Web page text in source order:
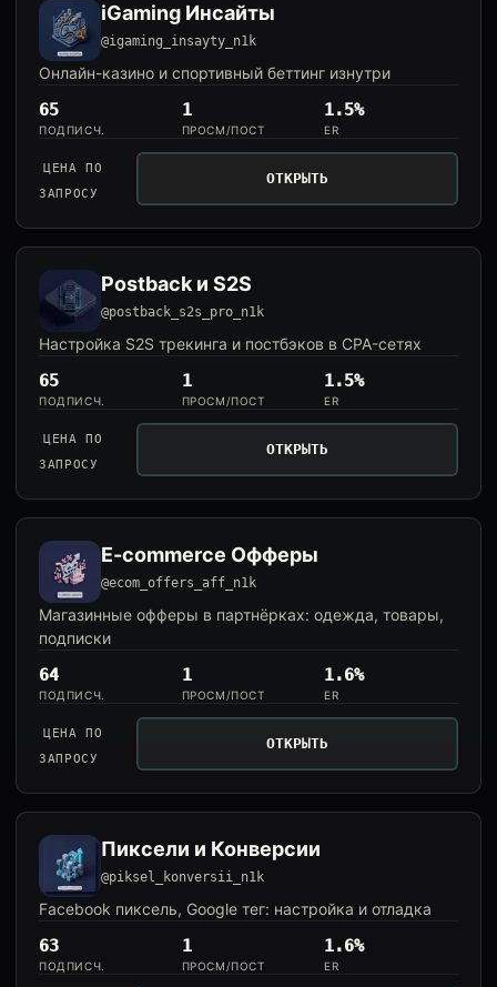
iGaming Инсайты
@igaming_insayty_n1k
Онлайн-казино и спортивный беттинг изнутри
65
ПОДПИСЧ.
1
ПРОСМ/ПОСТ
1.5%
ER
ЦЕНА ПО
ЗАПРОСУ
ОТКРЫТЬ
Postback и S2S
@postback_s2s_pro_n1k
Настройка S2S трекинга и постбэков в CPA-сетях
65
ПОДПИСЧ.
1
ПРОСМ/ПОСТ
1.5%
ER
ЦЕНА ПО
ЗАПРОСУ
ОТКРЫТЬ
E-commerce Офферы
@ecom_offers_aff_n1k
Магазинные офферы в партнёрках: одежда, товары,
подписки
64
ПОДПИСЧ.
1
ПРОСМ/ПОСТ
1.6%
ER
ЦЕНА ПО
ЗАПРОСУ
ОТКРЫТЬ
Пиксели и Конверсии
@piksel_konversii_n1k
Facebook пиксель, Google тег: настройка и отладка
63
ПОДПИСЧ.
1
ПРОСМ/ПОСТ
1.6%
ER